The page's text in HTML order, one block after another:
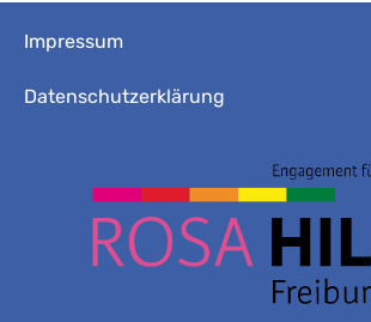
Impressum
Datenschutzerklärung